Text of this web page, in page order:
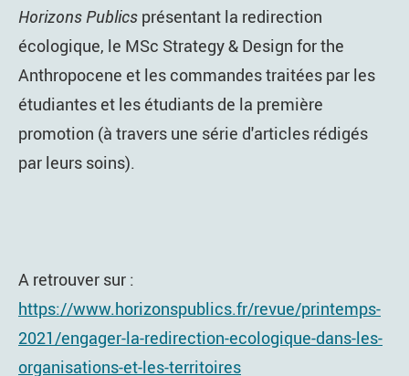
Horizons Publics présentant la redirection
écologique, le MSc Strategy & Design for the
Anthropocene et les commandes traitées par les
étudiantes et les étudiants de la première
promotion (à travers une série d'articles rédigés
par leurs soins).
A retrouver sur :
https://www.horizonspublics.fr/revue/printemps-
2021/engager-la-redirection-ecologique-dans-les-
organisations-et-les-territoires